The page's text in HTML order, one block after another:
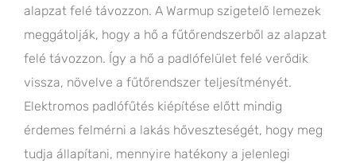
alapzat felé távozzon. A Warmup szigetelő lemezek
meggátolják, hogy a hő a fűtőrendszerből az alapzat
felé távozzon. Így a hő a padlófelület felé verődik
vissza, növelve a fűtőrendszer teljesítményét.
Elektromos padlófűtés kiépítése előtt mindig
érdemes felmérni a lakás hőveszteségét, hogy meg
tudja állapítani, mennyire hatékony a jelenlegi